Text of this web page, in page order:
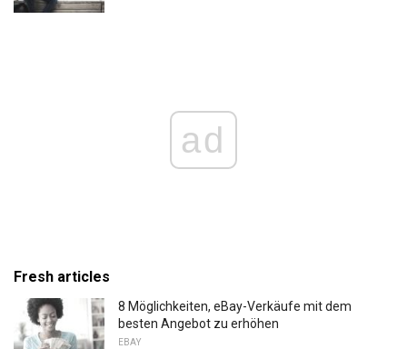
ad
Fresh articles
8 Möglichkeiten, eBay-Verkäufe mit dem
besten Angebot zu erhöhen
EBAY